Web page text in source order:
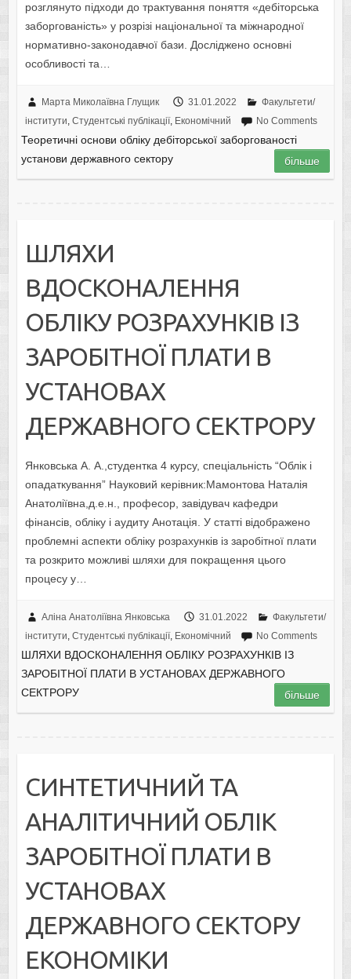
розглянуто підходи до трактування поняття «дебіторська
заборгованість» у розрізі національної та міжнародної
нормативно-законодавчої бази. Досліджено основні
особливості та…
Марта Миколаївна Глущик 31.01.2022
Факультети/
інститути, Студентські публікації, Економічний No Comments
Теоретичні основи обліку дебіторської заборгованості
установи державного сектору
більше
ШЛЯХИ
ВДОСКОНАЛЕННЯ
ОБЛІКУ РОЗРАХУНКІВ ІЗ
ЗАРОБІТНОЇ ПЛАТИ В
УСТАНОВАХ
ДЕРЖАВНОГО СЕКТРОРУ
Янковська А. А.,студентка 4 курсу, спеціальність “Облік і
опадаткування” Науковий керівник:Мамонтова Наталія
Анатоліївна,д.е.н., професор, завідувач кафедри
фінансів, обліку і аудиту Анотація. У статті відображено
проблемні аспекти обліку розрахунків із заробітної плати
та розкрито можливі шляхи для покращення цього
процесу у…
Аліна Анатоліївна Янковська 31.01.2022
Факультети/
інститути Студентські публікації, Економічний No Comments
ШЛЯХИ ВДОСКОНАЛЕННЯ ОБЛІКУ РОЗРАХУНКІВ ІЗ
ЗАРОБІТНОЇ ПЛАТИ В УСТАНОВАХ ДЕРЖАВНОГО
СЕКТРОРУ
більше
СИНТЕТИЧНИЙ ТА
АНАЛІТИЧНИЙ ОБЛІК
ЗАРОБІТНОЇ ПЛАТИ В
УСТАНОВАХ
ДЕРЖАВНОГО СЕКТОРУ
ЕКОНОМІКИ